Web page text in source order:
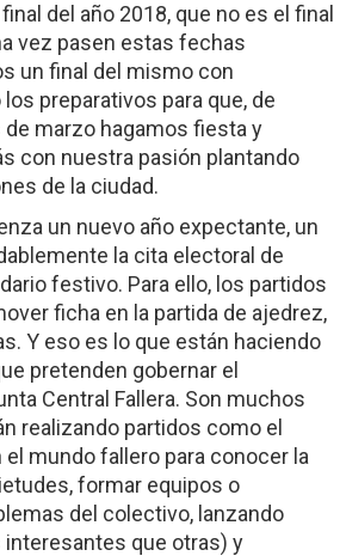
del año 2018, que no es el final
vez pasen estas fechas
un final del mismo con
preparativos para que, de
marzo hagamos fiesta y
con nuestra pasión plantando
de la ciudad.
un nuevo año expectante, un
la cita electoral de
festivo. Para ello, los partidos
ficha en la partida de ajedrez,
Y eso es lo que están haciendo
pretenden gobernar el
Central Fallera. Son muchos
realizando partidos como el
el mundo fallero para conocer la
formar equipos o
del colectivo, lanzando
que otras) y